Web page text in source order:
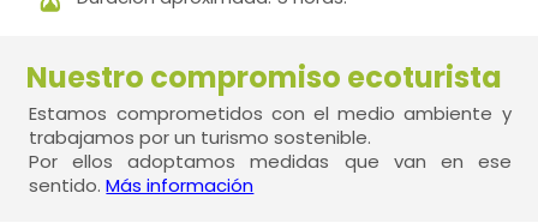
Nuestro compromiso ecoturista
Estamos comprometidos con el medio ambiente y
trabajamos por un turismo sostenible.
Por ellos adoptamos medidas que van en ese
sentido.Más información